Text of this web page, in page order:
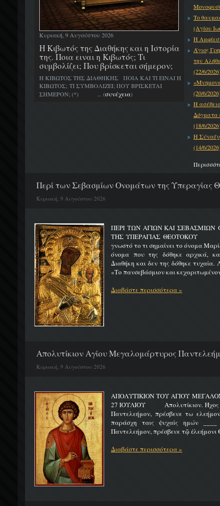
Κυριακή, 9 Αυγούστου 2026
H Κιβωτός της Διαθήκης και η Ιστορία
της. Ποια ειναι η Κιβωτός; Τι
συμβολίζει; Που βρίσκεται σήμερον;
Η ΚΙΒΩΤΟΣ ΤΗΣ ΔΙΑΘΗΚΗΣ ΠΟΙΑ ΚΑΙ ΤΙ ΕΙΝΑΙ Η
ΚΙΒΩΤΟΣ; ΤΙ ΣΥΜΒΟΛΙΖΕΙ; ΠΟΥ ΒΡΙΣΚΕΤΑΙ
ΣΗΜΕΡΟΝ; (*) ... (συνέχεια)
Το
(Αγίου
Η
Άγιος
την
(22/6/
(20/6/
Η
Δόγματα
(18/6/
Η
(14/6/
Περί των Σεβασμίων Ονομάτων της Υπεραγίας
Κυριακή, 9 Αυγούστου 2026
ΠΕΡΙ ΤΩΝ ΑΓΙΩΝ ΚΑΙ
ΤΗΣ ΥΠΕΡΑΓΙΑΣ ΘΕΟΤΟΚΟΥ
γνωστό το τι σημαίνει το όνομα
όνομα που της δόθηκε αρχικά,
Διαθήκη και δεν της δόθηκε τυχαία.
«Το πανσεβάσμιον και
Διαβάστε περισσότερα »
Απολυτίκιον Αγίου Μεγαλομάρτυρος
Κυριακή, 9 Αυγούστου 2026
ΑΠΟΛΥΤΙΚΙΟΝ ΤΟΥ ΑΓΙΟΥ
27 ΙΟΥΛΙΟΥ Απολυτίκιον. Ήχος
Παντελεήμον, πρέσβευε τω
παράσχη ταις ψυχαίς ημών ____
Παντελεήμον, πρέσβευε τῷ ἐλεήμονι
Διαβάστε περισσότερα »